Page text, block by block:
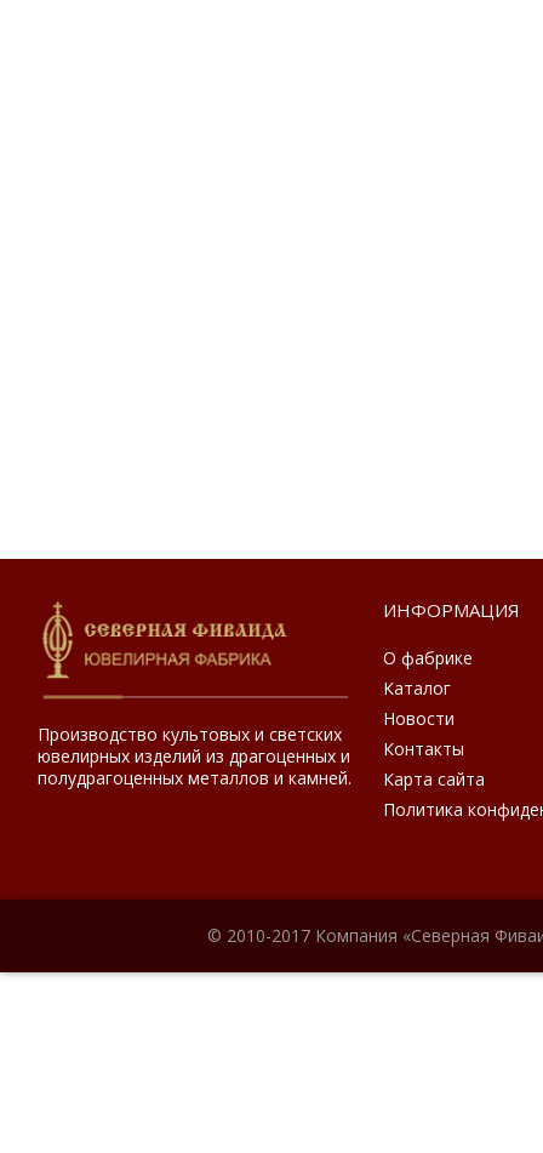
Производство культовых и светских
ювелирных изделий из драгоценных и
полудрагоценных металлов и камней.
ИНФОРМАЦИЯ
О фабрике
Каталог
Новости
Контакты
Карта сайта
Политика
© 2010-2017 Компания «Северная